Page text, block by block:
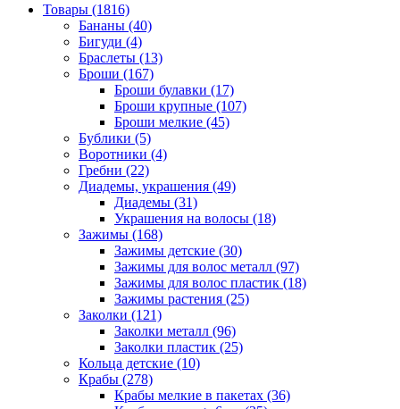
Товары (1816)
Бананы (40)
Бигуди (4)
Браслеты (13)
Броши (167)
Броши булавки (17)
Броши крупные (107)
Броши мелкие (45)
Бублики (5)
Воротники (4)
Гребни (22)
Диадемы, украшения (49)
Диадемы (31)
Украшения на волосы (18)
Зажимы (168)
Зажимы детские (30)
Зажимы для волос металл (97)
Зажимы для волос пластик (18)
Зажимы растения (25)
Заколки (121)
Заколки металл (96)
Заколки пластик (25)
Кольца детские (10)
Крабы (278)
Крабы мелкие в пакетах (36)